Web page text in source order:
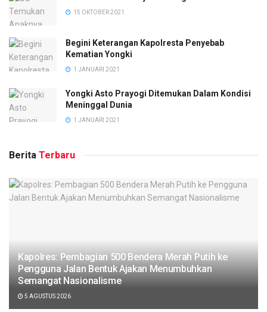
15 OKTOBER 2021
Begini Keterangan Kapolresta Penyebab
Kematian Yongki
1 JANUARI 2021
Yongki Asto Prayogi Ditemukan Dalam Kondisi
Meninggal Dunia
1 JANUARI 2021
Berita Terbaru
Kapolres: Pembagian 500 Bendera Merah Putih ke
Pengguna Jalan Bentuk Ajakan Menumbuhkan
Semangat Nasionalisme
5 AGUSTUS 2026